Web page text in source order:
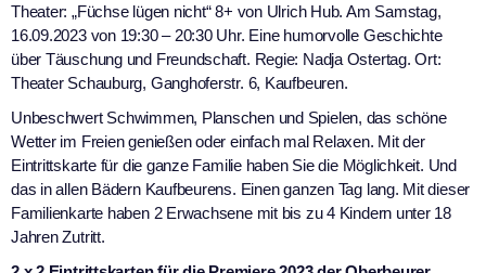
Theater: „Füchse lügen nicht“ 8+ von Ulrich Hub. Am Samstag,
16.09.2023 von 19:30 – 20:30 Uhr. Eine humorvolle Geschichte
über Täuschung und Freundschaft. Regie: Nadja Ostertag. Ort:
Theater Schauburg, Ganghoferstr. 6, Kaufbeuren.
Unbeschwert Schwimmen, Planschen und Spielen, das schöne
Wetter im Freien genießen oder einfach mal Relaxen. Mit der
Eintrittskarte für die ganze Familie haben Sie die Möglichkeit. Und
das in allen Bädern Kaufbeurens. Einen ganzen Tag lang. Mit dieser
Familienkarte haben 2 Erwachsene mit bis zu 4 Kindern unter 18
Jahren Zutritt.